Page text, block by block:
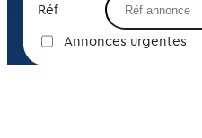
Réf
Annonces urgentes